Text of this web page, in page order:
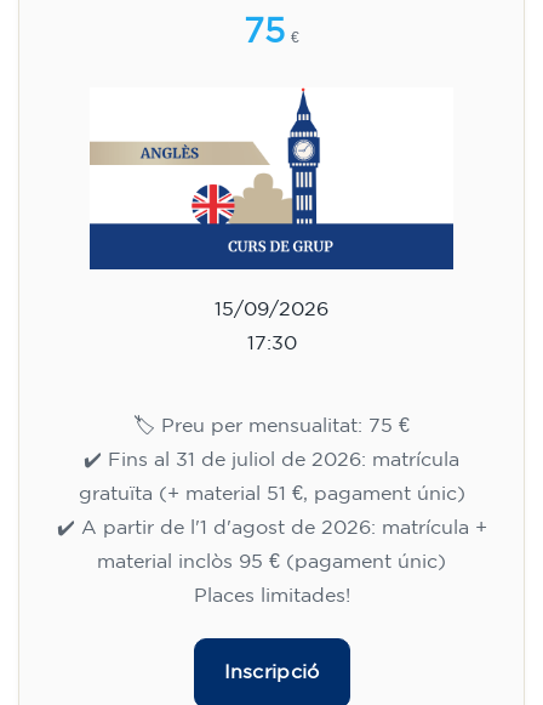
75 €
15/09/2026
17:30
🏷️ Preu per mensualitat: 75 €
✔️ Fins al 31 de juliol de 2026: matrícula
gratuïta (+ material 51 €, pagament únic)
✔️ A partir de l'1 d'agost de 2026: matrícula +
material inclòs 95 € (pagament únic)
Places limitades!
Inscripció